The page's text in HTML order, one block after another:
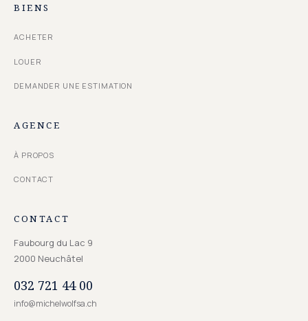
BIENS
ACHETER
LOUER
DEMANDER UNE ESTIMATION
AGENCE
À PROPOS
CONTACT
CONTACT
Faubourg du Lac 9
2000 Neuchâtel
032 721 44 00
info@michelwolfsa.ch